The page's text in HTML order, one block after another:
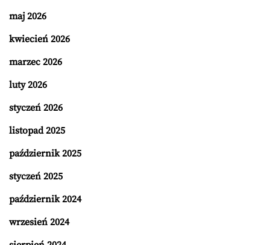
maj 2026
kwiecień 2026
marzec 2026
luty 2026
styczeń 2026
listopad 2025
październik 2025
styczeń 2025
październik 2024
wrzesień 2024